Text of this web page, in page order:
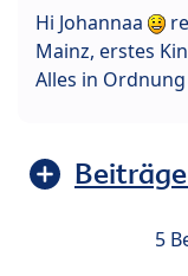
Hi Johannaa
Mainz, erstes
Alles in
5